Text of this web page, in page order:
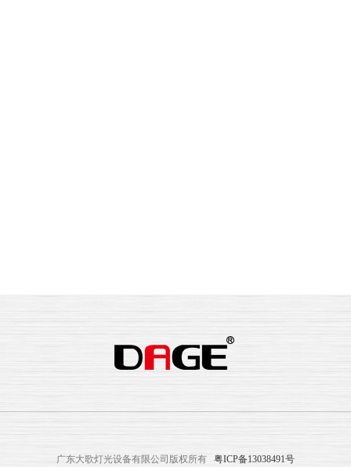
广东大歌灯光设备有限公司版权所有 粤ICP备13038491号